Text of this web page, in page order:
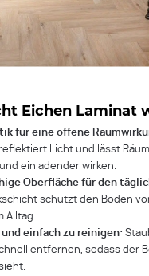
Eichen Laminat
für eine offene
Licht und lässt
einladender wirken.
Oberfläche für den
schützt den Boden
Alltag.
einfach zu reinigen:
entfernen, sodass der